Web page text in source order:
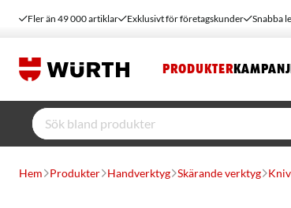
Fler än 49 000 artiklar Exklusivt för företagskunder Snabba
PRODUKTER
Hem Produkter Handverktyg Skärande verktyg